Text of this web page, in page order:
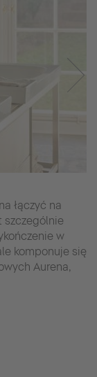
łączyć na
szczególnie
w
komponuje się
Aurena,